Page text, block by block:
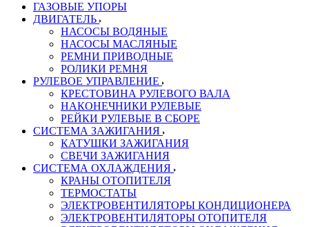
ГАЗОВЫЕ УПОРЫ
ДВИГАТЕЛЬ
НАСОСЫ ВОДЯНЫЕ
НАСОСЫ МАСЛЯНЫЕ
РЕМНИ ПРИВОДНЫЕ
РОЛИКИ РЕМНЯ
РУЛЕВОЕ УПРАВЛЕНИЕ
КРЕСТОВИНА РУЛЕВОГО ВАЛА
НАКОНЕЧНИКИ РУЛЕВЫЕ
РЕЙКИ РУЛЕВЫЕ В СБОРЕ
СИСТЕМА ЗАЖИГАНИЯ
КАТУШКИ ЗАЖИГАНИЯ
СВЕЧИ ЗАЖИГАНИЯ
СИСТЕМА ОХЛАЖДЕНИЯ
КРАНЫ ОТОПИТЕЛЯ
ТЕРМОСТАТЫ
ЭЛЕКТРОВЕНТИЛЯТОРЫ КОНДИЦИОНЕРА
ЭЛЕКТРОВЕНТИЛЯТОРЫ ОТОПИТЕЛЯ